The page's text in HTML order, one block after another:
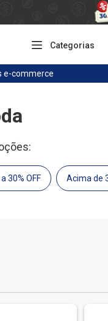
Categorias
e-commerce
30% OFF Acima de